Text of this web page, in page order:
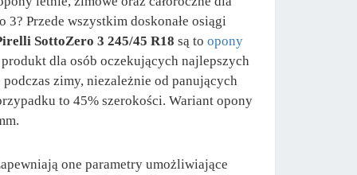
Przede wszystkim doskonałe osiągi
SottoZero 3 245/45 R18 są to opony
dla osób oczekujących najlepszych
zimy, niezależnie od panujących
to 45% szerokości. Wariant opony
one parametry umożliwiające